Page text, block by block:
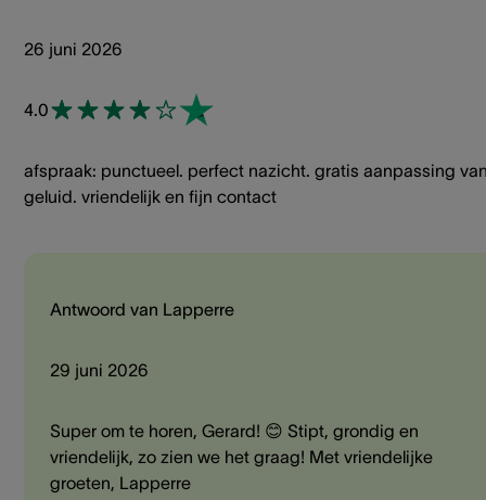
26 juni 2026
4.0
afspraak: punctueel. perfect nazicht. gratis aanpassing
geluid. vriendelijk en fijn contact
Antwoord van Lapperre
29 juni 2026
Super om te horen, Gerard! 😊 Stipt, grondig en
vriendelijk, zo zien we het graag! Met vriendelijke
groeten, Lapperre